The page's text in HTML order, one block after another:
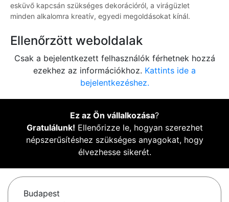
esküvő kapcsán szükséges dekorációról, a virágüzlet
minden alkalomra kreatív, egyedi megoldásokat kínál.
Ellenőrzött weboldalak
Csak a bejelentkezett felhasználók férhetnek hozzá
ezekhez az információkhoz. Kattints ide a
bejelentkezéshez.
Ez az Ön vállalkozása?
Gratulálunk! Ellenőrizze le, hogyan szerezhet
népszerűsítéshez szükséges anyagokat, hogy
élvezhesse sikerét.
Budapest